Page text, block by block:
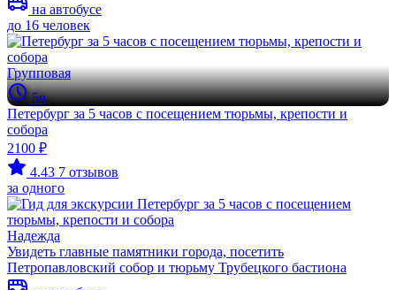
на автобусе
до 16 человек
Групповая
5ч
Петербург за 5 часов с посещением тюрьмы, крепости и
собора
2100 ₽
4.43 7 отзывов
за одного
Надежда
Увидеть главные памятники города, посетить
Петропавловский собор и тюрьму Трубецкого бастиона